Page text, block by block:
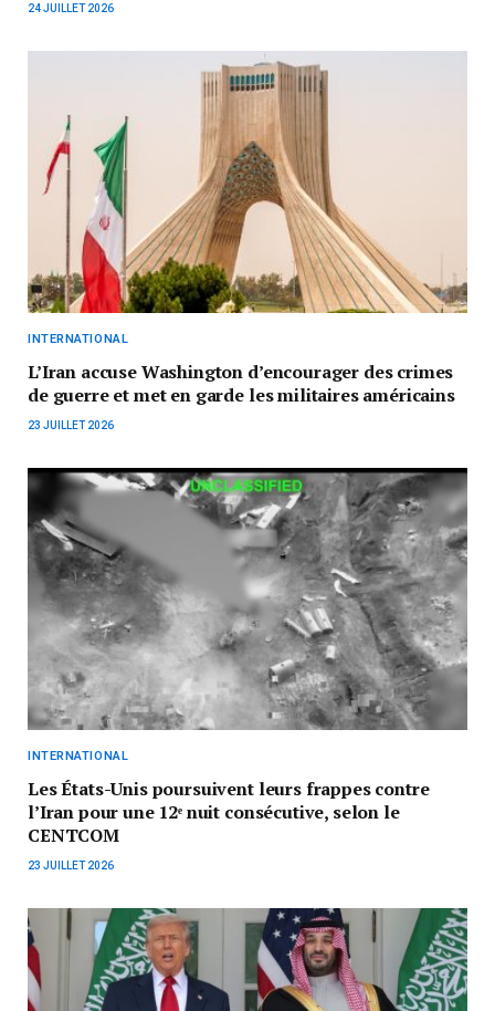
24 JUILLET 2026
INTERNATIONAL
L’Iran accuse Washington d’encourager des crimes
de guerre et met en garde les militaires américains
23 JUILLET 2026
INTERNATIONAL
Les États-Unis poursuivent leurs frappes contre
l’Iran pour une 12ᵉ nuit consécutive, selon le
CENTCOM
23 JUILLET 2026